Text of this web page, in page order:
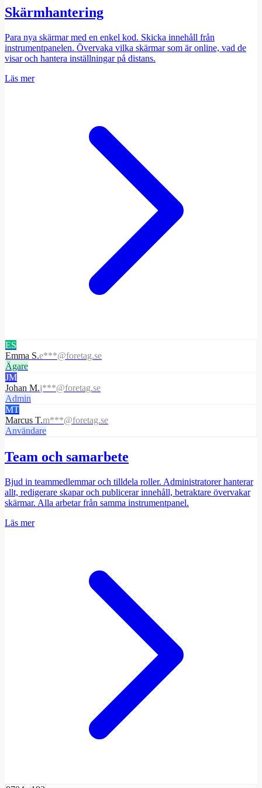
Skärmhantering
Para nya skärmar med en enkel kod. Skicka innehåll från
instrumentpanelen. Övervaka vilka skärmar som är online, vad de
visar och hantera inställningar på distans.
Läs mer
ES
Emma S.e***@foretag.se
Ägare
JM
Johan M.j***@foretag.se
Admin
MT
Marcus T.m***@foretag.se
Användare
Team och samarbete
Bjud in teammedlemmar och tilldela roller. Administratorer hanterar
allt, redigerare skapar och publicerar innehåll, betraktare övervakar
skärmar. Alla arbetar från samma instrumentpanel.
Läs mer